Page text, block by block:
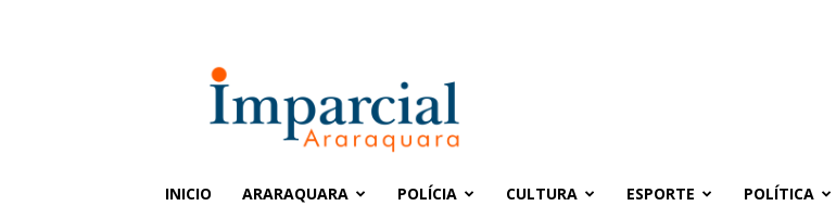
Imparcial
INICIO ARARAQUARA POLÍCIA CULTURA ESPORTE POLÍTICA